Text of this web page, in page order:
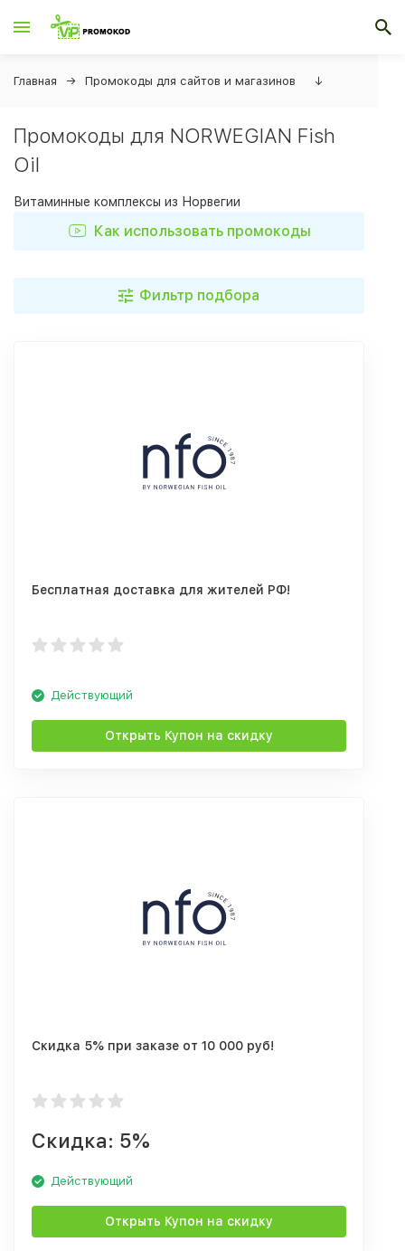
Главная Промокоды для сайтов и магазинов ↓
Промокоды для NORWEGIAN Fish
Oil
Витаминные комплексы из Норвегии
Как использовать промокоды
Фильтр подбора
Бесплатная доставка для жителей РФ!
Действующий
Открыть Купон на скидку
Скидка 5% при заказе от 10 000 руб!
Скидка: 5%
Действующий
Открыть Купон на скидку